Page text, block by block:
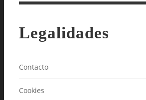
Legalidades
Contacto
Cookies